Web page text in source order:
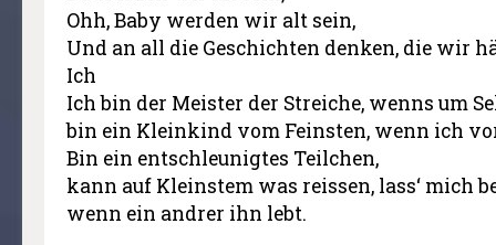
Ohh, Baby werden wir alt sein,
Und an all die Geschichten denken, die wir
Ich
Ich bin der Meister der Streiche, wenns um
bin ein Kleinkind vom Feinsten, wenn ich
Bin ein entschleunigtes Teilchen,
kann auf Kleinstem was reissen, lass‘ mich
wenn ein andrer ihn lebt.